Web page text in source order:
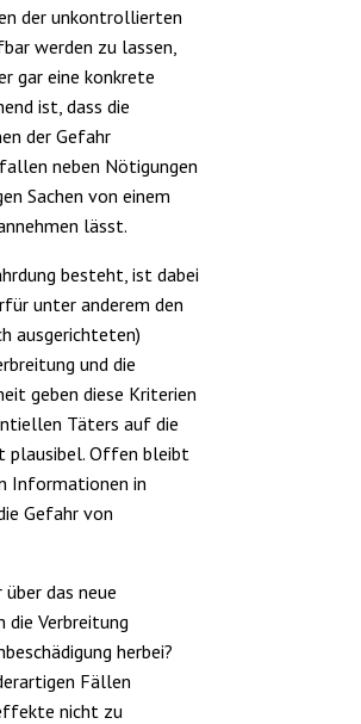
der unkontrollierten
werden zu lassen,
gar eine konkrete
ist, dass die
der Gefahr
neben Nötigungen
Sachen von einem
lässt.
besteht, ist dabei
unter anderem den
ausgerichteten)
und die
geben diese Kriterien
Täters auf die
plausibel. Offen bleibt
Informationen in
Gefahr von
das neue
die Verbreitung
herbei?
Fällen
nicht zu